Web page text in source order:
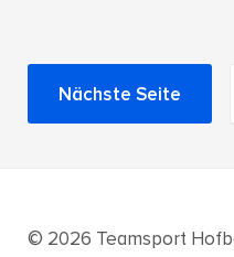
Nächste Seite
© 2026 Teamsport